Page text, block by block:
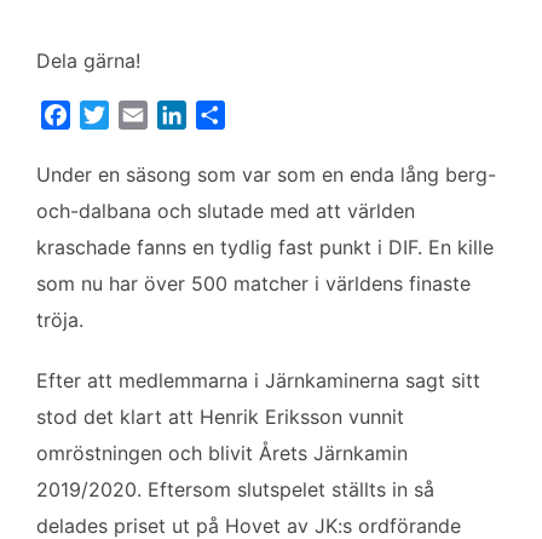
Dela gärna!
c
o
o
k
i
t
e
r
a
i
n
k
d
l
a
Under en säsong som var som en enda lång berg-
och-dalbana och slutade med att världen
kraschade fanns en tydlig fast punkt i DIF. En kille
som nu har över 500 matcher i världens finaste
tröja.
Efter att medlemmarna i Järnkaminerna sagt sitt
stod det klart att Henrik Eriksson vunnit
omröstningen och blivit Årets Järnkamin
2019/2020. Eftersom slutspelet ställts in så
delades priset ut på Hovet av JK:s ordförande